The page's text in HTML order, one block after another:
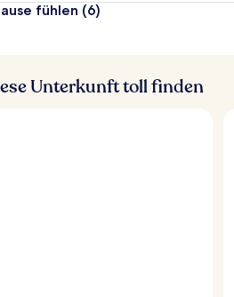
fühlen (6)
Unterkunft toll finden